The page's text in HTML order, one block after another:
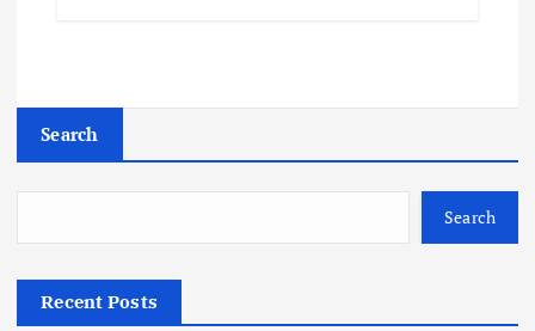
Search
Search
Recent Posts